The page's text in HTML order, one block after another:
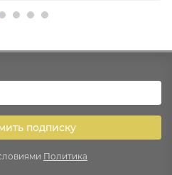
подписку
Политика